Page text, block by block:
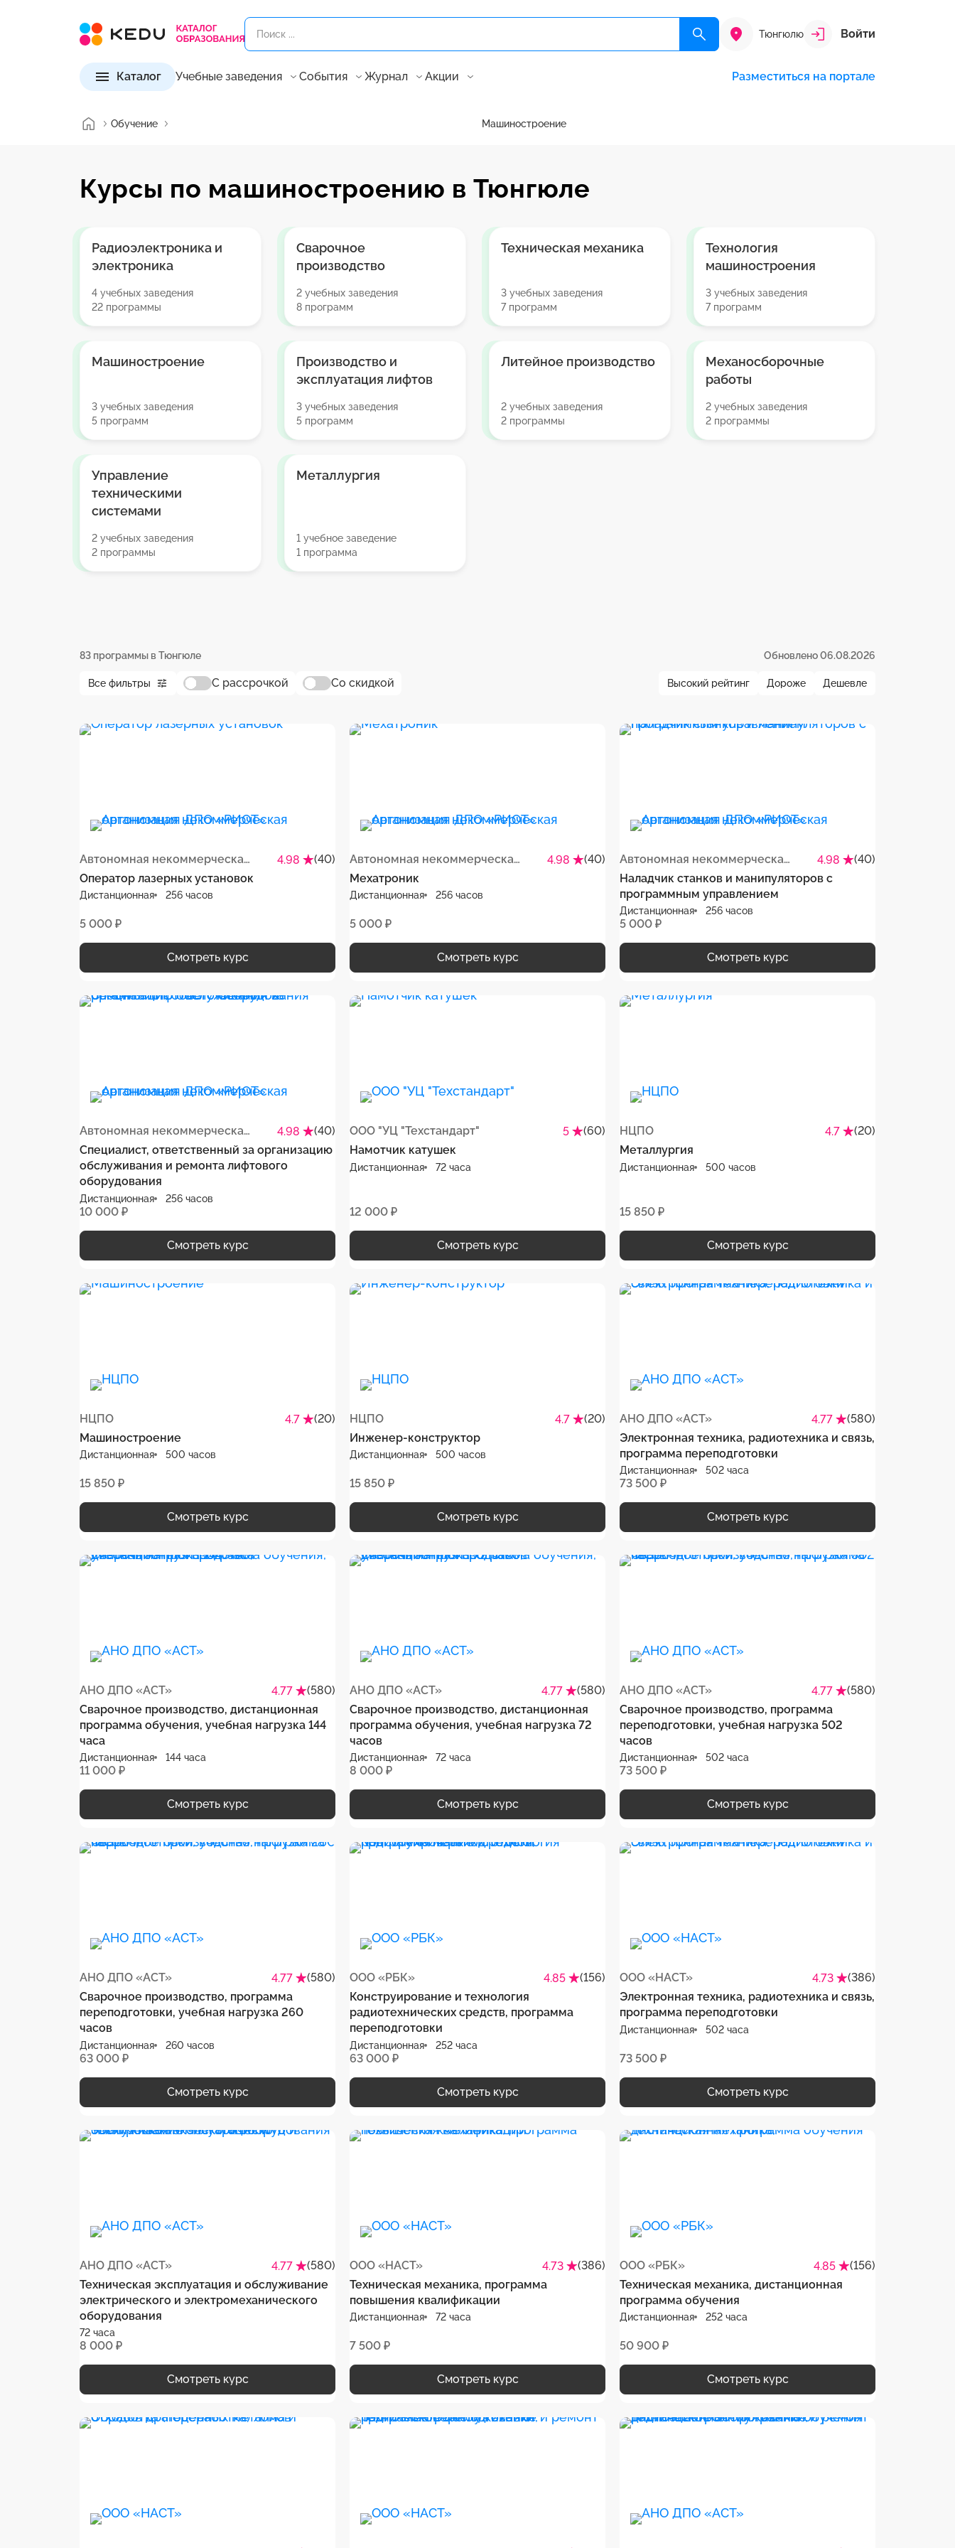
Тюнгюлю Войти
Каталог Учебные заведения События Журнал Акции Разместиться на портале
Обучение Машиностроение
Курсы по машиностроению в Тюнгюле
Радиоэлектроника и
электроника
4 учебных заведения
22 программы
Сварочное
производство
2 учебных заведения
8 программ
Техническая механика
3 учебных заведения
7 программ
Технология
машиностроения
3 учебных заведения
7 программ
Машиностроение
3 учебных заведения
5 программ
Производство и
эксплуатация лифтов
3 учебных заведения
5 программ
Литейное производство
2 учебных заведения
2 программы
Механосборочные
работы
2 учебных заведения
2 программы
Управление
техническими
системами
2 учебных заведения
2 программы
Металлургия
1 учебное заведение
1 программа
83 программы в Тюнгюле Обновлено 06.08.2026
Все фильтры С рассрочкой Со скидкой Высокий рейтинг Дороже Дешевле
Автономная некоммерческая организация ДПО «РИОТ» 4.98
(40)
Оператор лазерных установок
Дистанционная 256 часов
5 000 ₽
Смотреть курс
Автономная некоммерческая организация ДПО «РИОТ» 4.98
(40)
Мехатроник
Дистанционная 256 часов
5 000 ₽
Смотреть курс
Автономная некоммерческая организация ДПО «РИОТ» 4.98
(40)
Наладчик станков и манипуляторов с
программным управлением
Дистанционная 256 часов
5 000 ₽
Смотреть курс
Автономная некоммерческая организация ДПО «РИОТ» 4.98
(40)
Специалист, ответственный за организацию
обслуживания и ремонта лифтового
оборудования
Дистанционная 256 часов
10 000 ₽
Смотреть курс
ООО "УЦ "Техстандарт" 5
(60)
Намотчик катушек
Дистанционная 72 часа
12 000 ₽
Смотреть курс
НЦПО 4.7
(20)
Металлургия
Дистанционная 500 часов
15 850 ₽
Смотреть курс
НЦПО 4.7
(20)
Машиностроение
Дистанционная 500 часов
15 850 ₽
Смотреть курс
НЦПО 4.7
(20)
Инженер-конструктор
Дистанционная 500 часов
15 850 ₽
Смотреть курс
АНО ДПО «АСТ» 4.77
(580)
Электронная техника, радиотехника и связь,
программа переподготовки
Дистанционная 502 часа
73 500 ₽
Смотреть курс
АНО ДПО «АСТ» 4.77
(580)
Сварочное производство, дистанционная
программа обучения, учебная нагрузка 144
часа
Дистанционная 144 часа
11 000 ₽
Смотреть курс
АНО ДПО «АСТ» 4.77
(580)
Сварочное производство, дистанционная
программа обучения, учебная нагрузка 72
часов
Дистанционная 72 часа
8 000 ₽
Смотреть курс
АНО ДПО «АСТ» 4.77
(580)
Сварочное производство, программа
переподготовки, учебная нагрузка 502
часов
Дистанционная 502 часа
73 500 ₽
Смотреть курс
АНО ДПО «АСТ» 4.77
(580)
Сварочное производство, программа
переподготовки, учебная нагрузка 260
часов
Дистанционная 260 часов
63 000 ₽
Смотреть курс
ООО «РБК» 4.85
(156)
Конструирование и технология
радиотехнических средств, программа
переподготовки
Дистанционная 252 часа
63 000 ₽
Смотреть курс
ООО «НАСТ» 4.73
(386)
Электронная техника, радиотехника и связь,
программа переподготовки
Дистанционная 502 часа
73 500 ₽
Смотреть курс
АНО ДПО «АСТ» 4.77
(580)
Техническая эксплуатация и обслуживание
электрического и электромеханического
оборудования
72 часа
8 000 ₽
Смотреть курс
ООО «НАСТ» 4.73
(386)
Техническая механика, программа
повышения квалификации
Дистанционная 72 часа
7 500 ₽
Смотреть курс
ООО «РБК» 4.85
(156)
Техническая механика, дистанционная
программа обучения
Дистанционная 252 часа
50 900 ₽
Смотреть курс